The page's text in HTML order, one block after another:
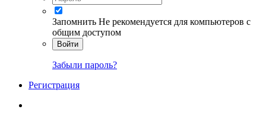
Запомнить Не рекомендуется для компьютеров с
общим доступом
Войти
Забыли пароль?
Регистрация